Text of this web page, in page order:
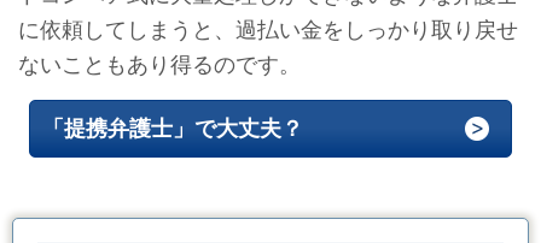
に依頼してしまうと、過払い金をしっかり取り戻せ
ないこともあり得るのです。
「提携弁護士」で大丈夫？